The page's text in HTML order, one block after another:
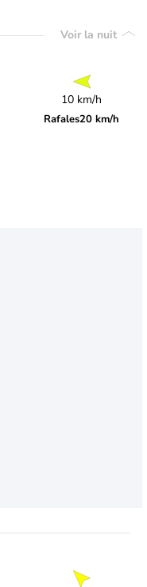
Voir la nuit
10 km/h
Rafales20 km/h